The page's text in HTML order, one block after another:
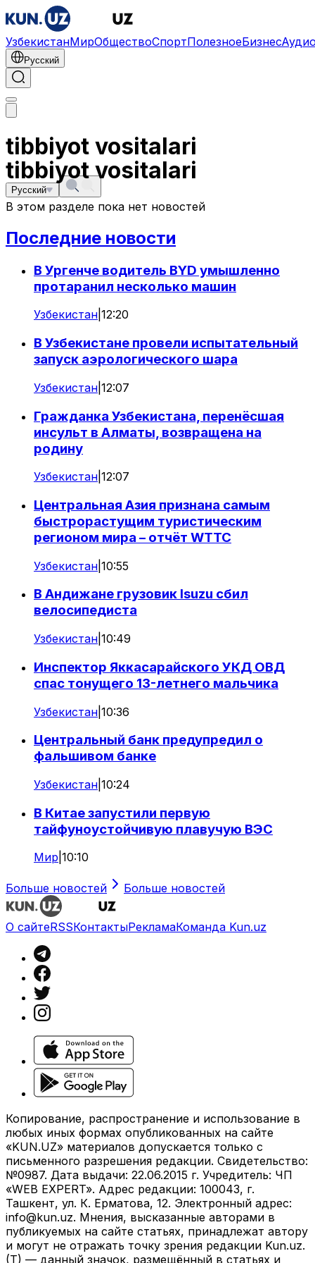
УзбекистанМирОбществоСпортПолезноеБизнес
Русский
tibbiyot vositalari
Русский
tibbiyot vositalari
В этом разделе пока нет новостей
Последние новости
В Ургенче водитель BYD умышленно
протаранил несколько машин
Узбекистан 12:20
В Узбекистане провели испытательный
запуск аэрологического шара
Узбекистан 12:07
Гражданка Узбекистана, перенёсшая
инсульт в Алматы, возвращена на
родину
Узбекистан 12:07
Центральная Азия признана самым
быстрорастущим туристическим
регионом мира – отчёт WTTC
Узбекистан 10:55
В Андижане грузовик Isuzu сбил
велосипедиста
Узбекистан 10:49
Инспектор Яккасарайского УКД ОВД
спас тонущего 13-летнего мальчика
Узбекистан 10:36
Центральный банк предупредил о
фальшивом банке
Узбекистан 10:24
В Китае запустили первую
тайфуноустойчивую плавучую ВЭС
Мир 10:10
Больше новостей Больше новостей
О сайтеRSSКонтактыРекламаКоманда Kun.uz
Копирование, распространение и использование в
любых иных формах опубликованных на сайте
«KUN.UZ» материалов допускается только с
письменного разрешения редакции. Свидетельство:
№0987. Дата выдачи: 22.06.2015 г. Учредитель: ЧП
«WEB EXPERT». Адрес редакции: 100043, г.
Ташкент, ул. К. Ерматова, 12. Электронный адрес:
info@kun.uz. Мнения, высказанные авторами в
публикуемых на сайте статьях, принадлежат автору
и могут не отражать точку зрения редакции Kun.uz.
(T) — данный значок, размещённый в статьях и